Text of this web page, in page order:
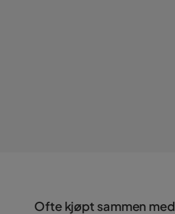
Ofte kjøpt sammen med